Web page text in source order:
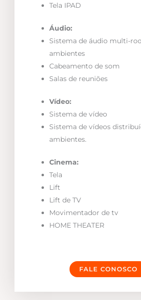
Tela IPAD
Áudio:
Sistema de áudio multi-
ambientes
Cabeamento de som
Salas de reuniões
Vídeo:
Sistema de vídeo
Sistema de vídeos
ambientes.
Cinema:
Tela
Lift
Lift de TV
Movimentador de tv
HOME THEATER
FALE CONOSCO